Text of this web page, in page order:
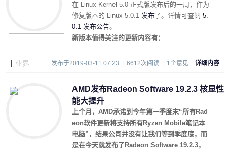
在 Linux Kernel 5.0 正式版发布后的一周，作为
修复版本的 Linux 5.0.1 发布了。详情可查阅 5.
0.1 发布公告。
新版本值得关注的更新内容有：
业界 发布于2019-03-11 07:23 | 6612次阅读 | 1个意见 详细内容
AMD发布Radeon Software 19.2.3 核显性
能大提升
上个月，AMD承诺到今年第一季度末“所有Rad
eon软件更新将支持所有Ryzen Mobile笔记本
电脑”，结果公司并没有让我们等到季度底，而
是在今天就发布了Radeon Software 19.2.3，